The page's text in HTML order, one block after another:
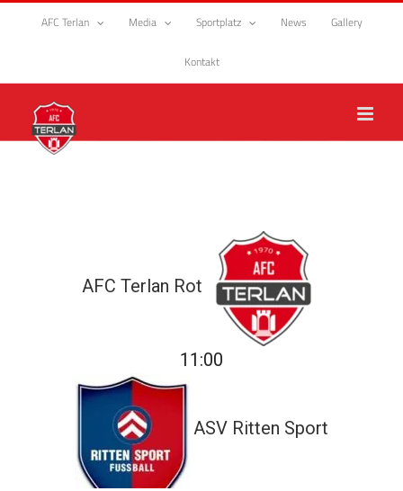
Zum
AFC Terlan Media Sportplatz News Gallery
Kontakt
AFC Terlan Rot
11:00
ASV Ritten Sport